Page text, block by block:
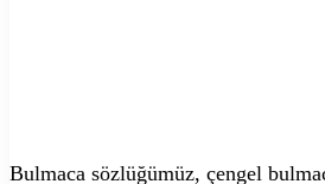
Bulmaca sözlüğümüz, çengel